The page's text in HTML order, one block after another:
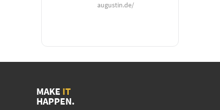
augustin.de/
MAKE IT
HAPPEN.